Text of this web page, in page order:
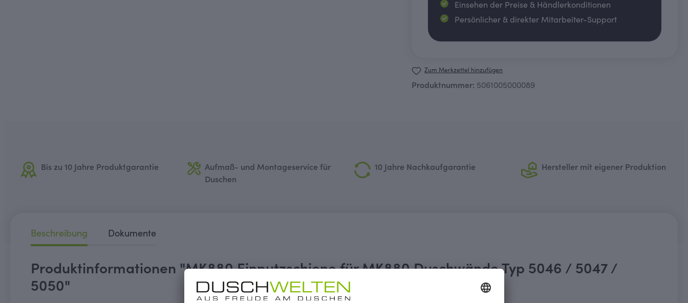
Einsehen der Preise & Händlerkonditionen
Persönlicher & direkter Mitarbeiter-Support
Zum Merkzettel hinzufügen
Produktnummer: 5061005000089
Bis zu 10 Jahre Produktgarantie
Aufmaß- und Montageservice für
Duschen
10 Jahre Nachkaufgarantie Hersteller mit eigener Produktion
Beschreibung Dokumente
Produktinformationen "MK880 Einputzschiene für MK880 Duschwände Typ 5046 / 5047 /
5050"